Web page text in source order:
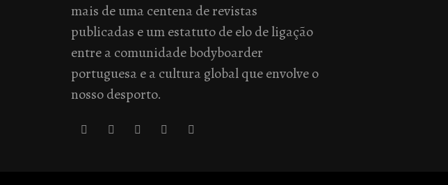
mais de uma centena de revistas
publicadas e um estatuto de elo de ligação
entre a comunidade bodyboarder
portuguesa e a cultura global que envolve o
nosso desporto.